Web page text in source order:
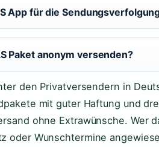
App für die
Paket anonym versenden?
den Privatversendern in
mit guter Haftung und
ohne Extrawünsche. Wer
oder Wunschtermine